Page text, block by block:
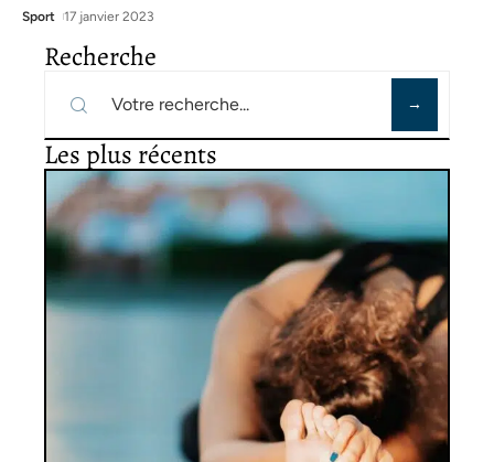
Sport 17 janvier 2023
Recherche
Les plus récents